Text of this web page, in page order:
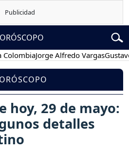
Jorge Alfredo VargasGustavo
hoy, 29 de mayo:
detalles